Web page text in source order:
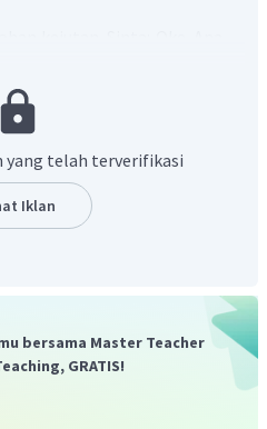
Sekarang? Bondan: Tidak.
kau tahu. Sinta: Saya
"Would you turn off the
yaitu, "Maukah kamu
nomor 2 dan 3 dilengkapi
melakukan sesuatu.
yang telah terverifikasi
Iklan
bersama Master Teacher
GRATIS!